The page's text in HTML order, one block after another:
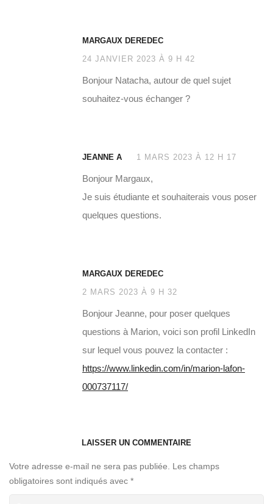
MARGAUX DEREDEC
24 JANVIER 2023 À 9 H 42
Bonjour Natacha, autour de quel sujet
souhaitez-vous échanger ?
JEANNE A 1 MARS 2023 À 12 H 17
Bonjour Margaux,
Je suis étudiante et souhaiterais vous poser
quelques questions.
MARGAUX DEREDEC
2 MARS 2023 À 9 H 32
Bonjour Jeanne, pour poser quelques
questions à Marion, voici son profil LinkedIn
sur lequel vous pouvez la contacter :
https://www.linkedin.com/in/marion-lafon-
000737117/
LAISSER UN COMMENTAIRE
Votre adresse e-mail ne sera pas publiée.
Les champs
obligatoires sont indiqués avec *